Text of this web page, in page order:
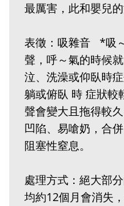
最厲害，此和嬰兒的
表徵：吸雜音 *吸
聲，呼～氣的時候
泣、洗澡或仰臥時
躺或俯臥 時 症狀較
聲會變大且拖得較
凹陷、易嗆奶，合
阻塞性
處理方式：絕大部
均約12個月會消失